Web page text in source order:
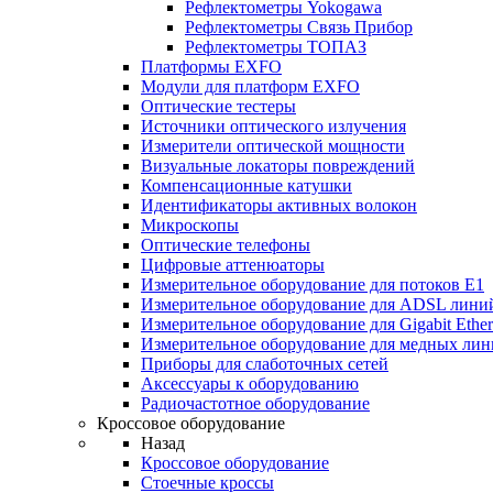
Рефлектометры Yokogawa
Рефлектометры Связь Прибор
Рефлектометры ТОПАЗ
Платформы EXFO
Модули для платформ EXFO
Оптические тестеры
Источники оптического излучения
Измерители оптической мощности
Визуальные локаторы повреждений
Компенсационные катушки
Идентификаторы активных волокон
Микроскопы
Оптические телефоны
Цифровые аттенюаторы
Измерительное оборудование для потоков Е1
Измерительное оборудование для ADSL
Измерительное оборудование для Gigabit
Измерительное оборудование для медных
Приборы для слаботочных сетей
Аксессуары к оборудованию
Радиочастотное оборудование
Кроссовое оборудование
Назад
Кроссовое оборудование
Стоечные кроссы